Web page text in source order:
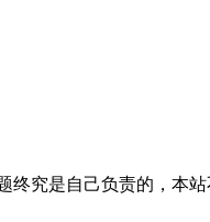
究是自己负责的，本